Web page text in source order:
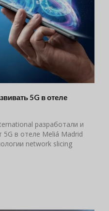
5G в отеле
разработали и
5G в отеле Meliá Madrid
network slicing